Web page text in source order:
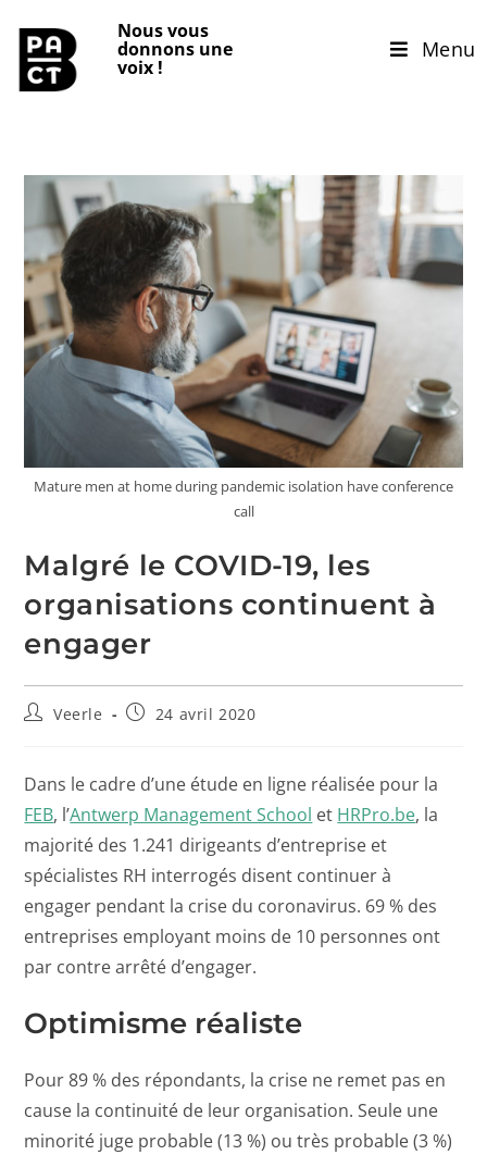
Nous vous
donnons une
voix !
Menu
Mature men at home during pandemic isolation have conference
call
Malgré le COVID-19, les
organisations continuent à
engager
Veerle 24 avril 2020
Dans le cadre d’une étude en ligne réalisée pour la
FEB, l’Antwerp Management School et HRPro.be, la
majorité des 1.241 dirigeants d’entreprise et
spécialistes RH interrogés disent continuer à
engager pendant la crise du coronavirus. 69 % des
entreprises employant moins de 10 personnes ont
par contre arrêté d’engager.
Optimisme réaliste
Pour 89 % des répondants, la crise ne remet pas en
cause la continuité de leur organisation. Seule une
minorité juge probable (13 %) ou très probable (3 %)